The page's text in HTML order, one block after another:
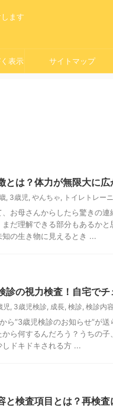
ます
表示 サイトマップ
とは？体力が無限大に広
, 3歳児, やんちゃ, トイレトレー
お母さんからしたら驚きの
だ理解できる部分もあるか
の生き物に見えるとき ...
診の視力検査！自宅でチ
児, 3歳児検診, 成長, 検診, 検診内容
ら”3歳児検診のお知らせ”が
ら何するんだろう？うちの子
ドキドキされる方 ...
と検査項目とは？再検